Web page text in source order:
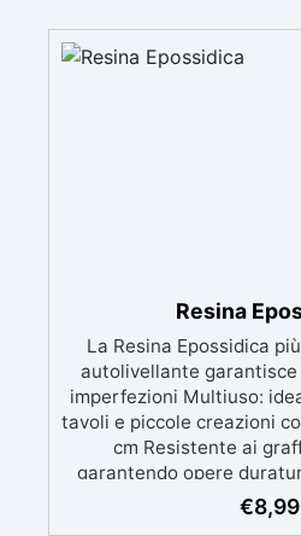
Resina
La Resina Epossidica
autolivellante
imperfezioni Multiuso:
tavoli e piccole creazioni
cm Resistente ai
garantendo opere
ingiallimenti nel tempo
formula anti-bolle per
€8,99